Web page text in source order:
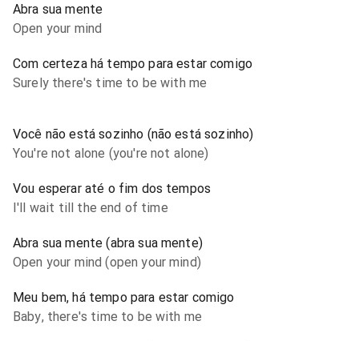
Abra sua mente
Open your mind
Com certeza há tempo para estar comigo
Surely there's time to be with me
Você não está sozinho (não está sozinho)
You're not alone (you're not alone)
Vou esperar até o fim dos tempos
I'll wait till the end of time
Abra sua mente (abra sua mente)
Open your mind (open your mind)
Meu bem, há tempo para estar comigo
Baby, there's time to be with me